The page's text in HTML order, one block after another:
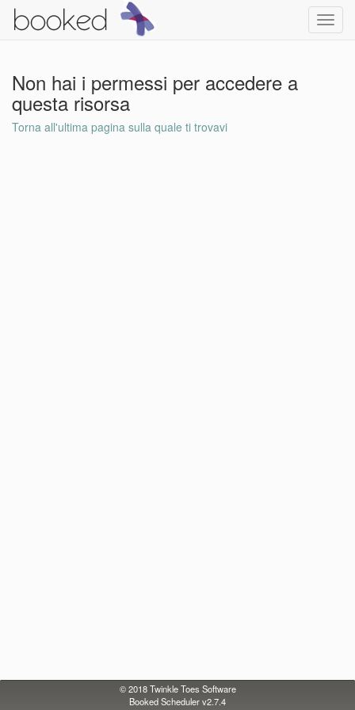
Non hai i permessi per accedere a
questa risorsa
Torna all'ultima pagina sulla quale ti trovavi
© 2018Twinkle Toes Software
Booked Scheduler v2.7.4